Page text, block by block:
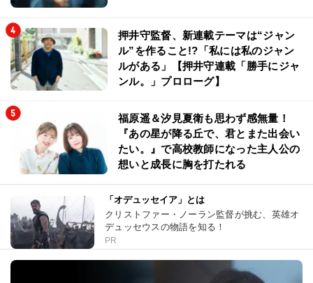
押井守監督、新連載テーマは“ジャン
ル”を作ること!?「私には私のジャン
ルがある」【押井守連載「勝手にジャ
ンル。」プロローグ】
福原遥＆汐見夏衛も思わず感無量！
『あの星が降る丘で、君とまた出会い
たい。』で高校教師になった主人公の
想いと成長に胸を打たれる
「オデュッセイア」とは
クリストファー・ノーラン監督が挑む、英雄オ
デュッセウスの物語を知る！
PR